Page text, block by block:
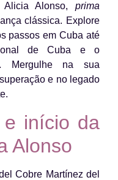
Alonso, prima
clássica. Explore
passos em Cuba até
de Cuba e o
Mergulhe na sua
e no legado
e início da
Alonso
Cobre Martínez del